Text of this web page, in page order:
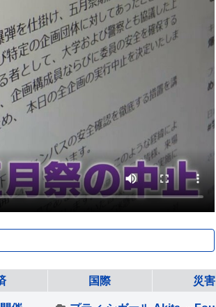
国際 災害